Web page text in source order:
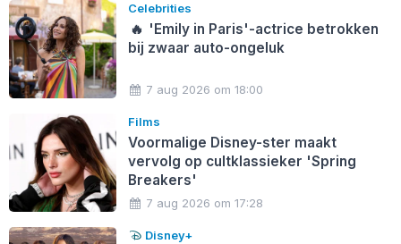
Celebrities
🔥 'Emily in Paris'-actrice betrokken
bij zwaar auto-ongeluk
7 aug 2026 om 18:00
Films
Voormalige Disney-ster maakt
vervolg op cultklassieker 'Spring
Breakers'
7 aug 2026 om 17:28
Disney+